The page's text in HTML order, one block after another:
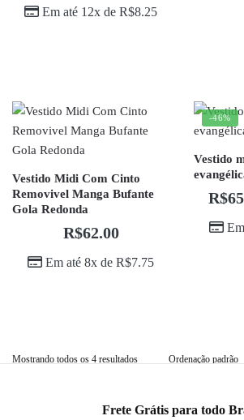
Em até 12x de R$8.25
Vestido Midi Com Cinto
Removivel Manga Bufante
Gola Redonda
R$62.00
Em até 8x de R$7.75
-46%
Vestido
R$
Mostrando todos os 4 resultados
Frete Grátis para todo